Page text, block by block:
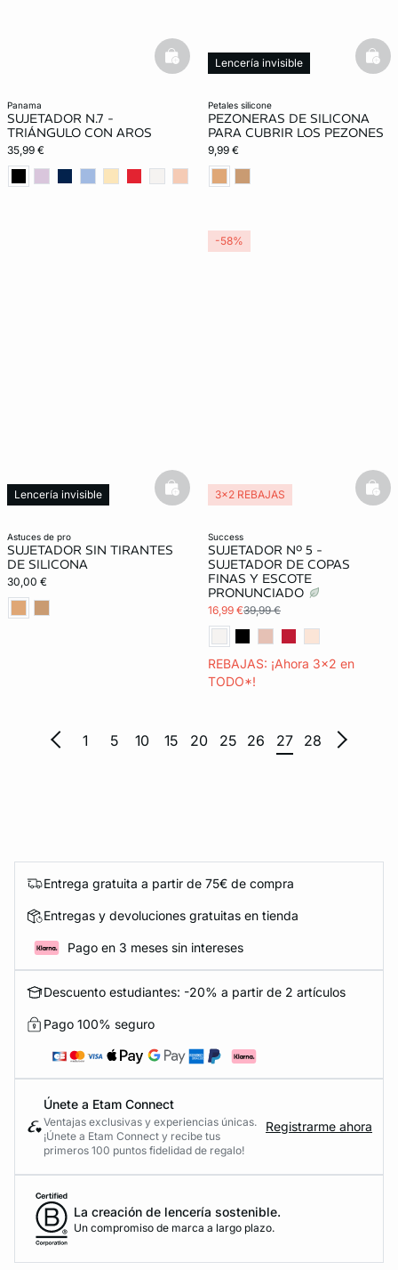
panama
SUJETADOR N.7 -
TRIÁNGULO CON AROS
35,99 €
basketfull
petales silicone
PEZONERAS DE SILICONA
PARA CUBRIR LOS PEZONES
9,99 €
Lencería invisible
astuces de pro
SUJETADOR SIN TIRANTES
DE SILICONA
30,00 €
Lencería invisible basketfull
success
SUJETADOR Nº 5 -
SUJETADOR DE COPAS
FINAS Y ESCOTE
PRONUNCIADO
16,99 €39,99 €
REBAJAS: ¡Ahora 3x2 en
TODO*!
3x2 REBAJAS
-58%
1 5 10 15 20 25 26 27 28
Entrega gratuita a partir de 75€ de compra
Entregas y devoluciones gratuitas en tienda
Pago en 3 meses sin intereses
Descuento estudiantes: -20% a partir de 2 artículos
Pago 100% seguro
Únete a Etam Connect
Ventajas exclusivas y experiencias únicas.
¡Únete a Etam Connect y recibe tus
primeros 100 puntos fidelidad de regalo!
Registrarme ahora
La creación de lencería sostenible.
Un compromiso de marca a largo plazo.